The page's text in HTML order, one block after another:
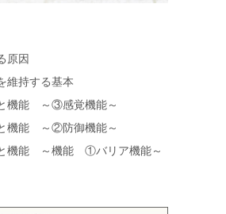
原因
維持する基本
機能 ～③感覚機能～
機能 ～②防御機能～
機能 ～機能 ①バリア機能～